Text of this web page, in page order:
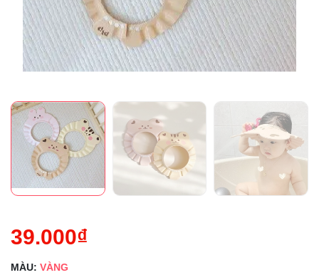
39.000₫
MÀU: VÀNG
Mã giảm giá:
Ngày hết hạn: